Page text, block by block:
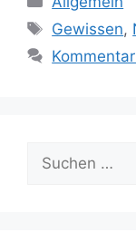
Gewissen,
Suchen
nach: